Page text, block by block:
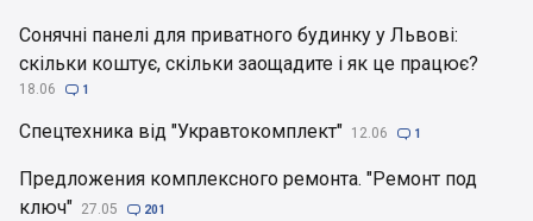
Сонячні панелі для приватного будинку у Львові:
скільки коштує, скільки заощадите і як це працює?
18.06  1
Спецтехника від "Укравтокомплект" 12.06  1
Предложения комплексного ремонта. "Ремонт под
ключ" 27.05  201